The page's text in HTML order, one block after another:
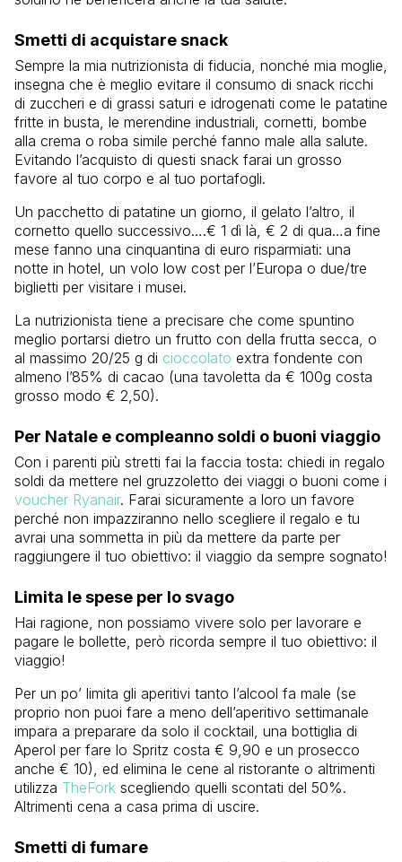
Smetti di acquistare snack
Sempre la mia nutrizionista di fiducia, nonché mia moglie,
insegna che è meglio evitare il consumo di snack ricchi
di zuccheri e di grassi saturi e idrogenati come le patatine
fritte in busta, le merendine industriali, cornetti, bombe
alla crema o roba simile perché fanno male alla salute.
Evitando l’acquisto di questi snack farai un grosso
favore al tuo corpo e al tuo portafogli.
Un pacchetto di patatine un giorno, il gelato l’altro, il
cornetto quello successivo….€ 1 dì là, € 2 di qua…a fine
mese fanno una cinquantina di euro risparmiati: una
notte in hotel, un volo low cost per l’Europa o due/tre
biglietti per visitare i musei.
La nutrizionista tiene a precisare che come spuntino
meglio portarsi dietro un frutto con della frutta secca, o
al massimo 20/25 g di cioccolato extra fondente con
almeno l’85% di cacao (una tavoletta da € 100g costa
grosso modo € 2,50).
Per Natale e compleanno soldi o buoni viaggio
Con i parenti più stretti fai la faccia tosta: chiedi in regalo
soldi da mettere nel gruzzoletto dei viaggi o buoni come i
voucher Ryanair. Farai sicuramente a loro un favore
perché non impazziranno nello scegliere il regalo e tu
avrai una sommetta in più da mettere da parte per
raggiungere il tuo obiettivo: il viaggio da sempre sognato!
Limita le spese per lo svago
Hai ragione, non possiamo vivere solo per lavorare e
pagare le bollette, però ricorda sempre il tuo obiettivo: il
viaggio!
Per un po’ limita gli aperitivi tanto l’alcool fa male (se
proprio non puoi fare a meno dell’aperitivo settimanale
impara a preparare da solo il cocktail, una bottiglia di
Aperol per fare lo Spritz costa € 9,90 e un prosecco
anche € 10), ed elimina le cene al ristorante o altrimenti
utilizza TheFork scegliendo quelli scontati del 50%.
Altrimenti cena a casa prima di uscire.
Smetti di fumare